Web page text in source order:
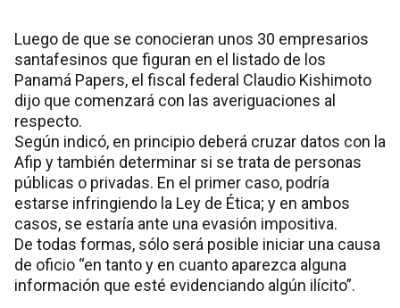
Luego de que se conocieran unos 30 empresarios
santafesinos que figuran en el listado de los
Panamá Papers, el fiscal federal Claudio Kishimoto
dijo que comenzará con las averiguaciones al
respecto.
Según indicó, en principio deberá cruzar datos con la
Afip y también determinar si se trata de personas
públicas o privadas. En el primer caso, podría
estarse infringiendo la Ley de Ética; y en ambos
casos, se estaría ante una evasión impositiva.
De todas formas, sólo será posible iniciar una causa
de oficio “en tanto y en cuanto aparezca alguna
información que esté evidenciando algún ilícito”.